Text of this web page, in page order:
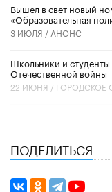
Вышел в свет новый
«Образовательная
3 ИЮЛЯ / АНОНС
Школьники и
Отечественной войны
22 ИЮНЯ / ГОРОДСКОЕ
ПОДЕЛИТЬСЯ